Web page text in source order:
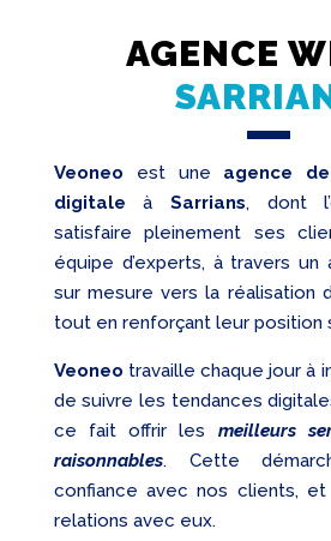
Web
Referencement
Réseaux
sociaux
Audit
AGENCE
Veoneo est une agence
digitale à Sarrians, dont
satisfaire pleinement ses
équipe d’experts, à travers un
sur mesure vers la réalisation
tout en renforçant leur position
Veoneo travaille chaque jour à
de suivre les tendances
ce fait offrir les meilleurs
raisonnables. Cette
confiance avec nos clients,
relations avec eux.